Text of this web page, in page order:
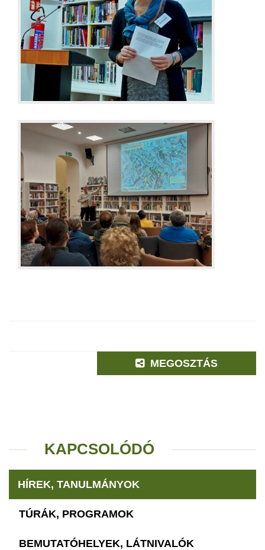
MEGOSZTÁS
KAPCSOLÓDÓ
HÍREK, TANULMÁNYOK
TÚRÁK, PROGRAMOK
BEMUTATÓHELYEK, LÁTNIVALÓK